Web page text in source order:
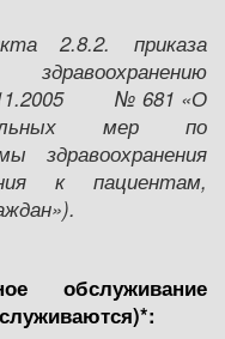
2.8.2. приказа
2005
№ 681 «О
мер по
здравоохранения
к пациентам,
).
обслуживание